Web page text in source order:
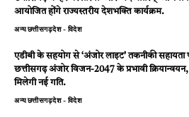
आयोजित होंगे राज्यस्तरीय देशभक्ति कार्यक्रम.
अन्यछत्तीसगढ़देश - विदेश
एडीबी के सहयोग से ‘अंजोर लाइट’ तकनीकी
छत्तीसगढ़ अंजोर विजन-2047 के प्रभावी
मिलेगी नई गति.
अन्यछत्तीसगढ़देश - विदेश